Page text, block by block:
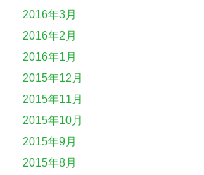
2016年3月
2016年2月
2016年1月
2015年12月
2015年11月
2015年10月
2015年9月
2015年8月